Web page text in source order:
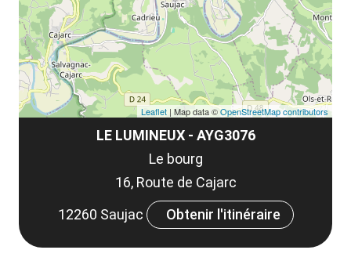
LE LUMINEUX - AYG3076
Le bourg
16, Route de Cajarc
12260 Saujac
Obtenir l'itinéraire
Leaflet | Map data ©OpenStreetMap contributors